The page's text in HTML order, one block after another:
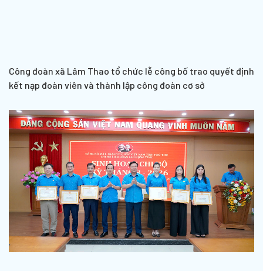
Công đoàn xã Lâm Thao tổ chức lễ công bố trao quyết định
kết nạp đoàn viên và thành lập công đoàn cơ sở